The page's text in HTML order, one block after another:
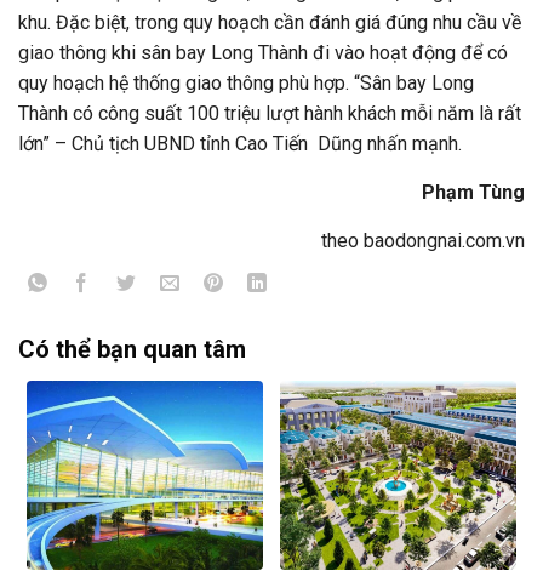
khu. Đặc biệt, trong quy hoạch cần đánh giá đúng nhu cầu về
giao thông khi sân bay Long Thành đi vào hoạt động để có
quy hoạch hệ thống giao thông phù hợp. “Sân bay Long
Thành có công suất 100 triệu lượt hành khách mỗi năm là rất
lớn” – Chủ tịch UBND tỉnh Cao Tiến Dũng nhấn mạnh.
Phạm Tùng
theo baodongnai.com.vn
Có thể bạn quan tâm